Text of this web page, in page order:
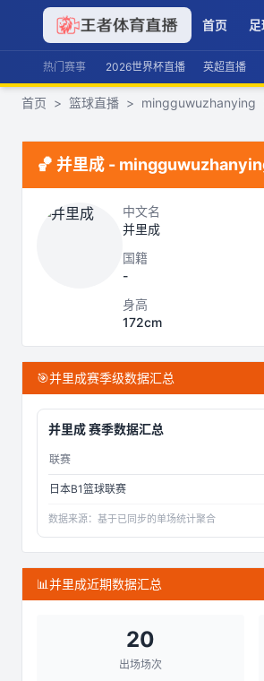
首页
热门赛事 2026世界杯直播 英超直播
首页 > 篮球直播 > mingguwuzhanying
🏀 并里成 -
中文名
并里成
国籍
-
身高
172cm
🎯并里成赛季级数据汇总
并里成赛季数据汇总
联赛
日本B1篮球联赛
数据来源： 基于已同步的单场统计聚合
📊并里成近期数据汇总
20
出场场次